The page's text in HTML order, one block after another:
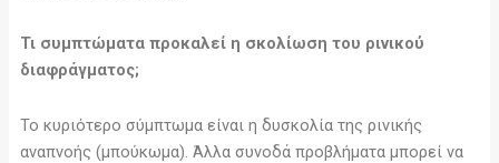
Τι συμπτώματα προκαλεί η σκολίωση του ρινικού
διαφράγματος;
Το κυριότερο σύμπτωμα είναι η δυσκολία της ρινικής
αναπνοής (μπούκωμα). Άλλα συνοδά προβλήματα μπορεί να